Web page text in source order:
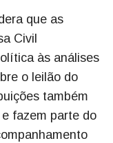
que as
Civil
às análises
o leilão do
também
fazem parte do